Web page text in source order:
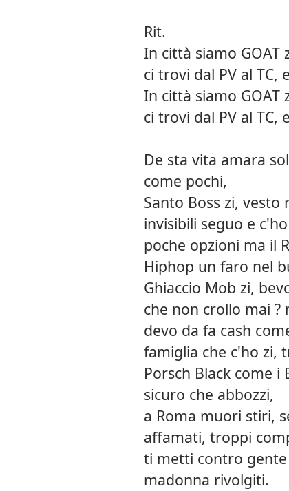
Rit.
In città siamo GOAT
ci trovi dal PV al TC,
In città siamo GOAT
ci trovi dal PV al TC,
De sta vita amara
come pochi,
Santo Boss zi, vesto
invisibili seguo e
poche opzioni ma il
Hiphop un faro nel
Ghiaccio Mob zi,
che non crollo mai ?
devo da fa cash
famiglia che c'ho zi,
Porsch Black come i
sicuro che abbozzi,
a Roma muori stiri,
affamati, troppi
ti metti contro gente
madonna rivolgiti.